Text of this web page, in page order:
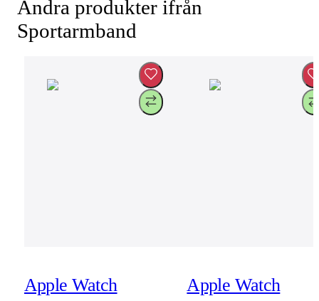
Andra produkter ifrån
Sportarmband
Apple Watch
Apple Watch